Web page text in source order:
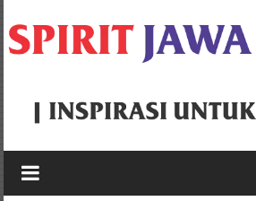
to
content
Spirit
Jawa